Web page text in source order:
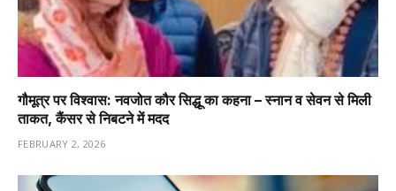
गौमूत्र पर विश्वास: नवजोत कौर सिद्धू का कहना – स्नान व सेवन से मिली
ताकत, कैंसर से निबटने में मदद
FEBRUARY 2, 2026